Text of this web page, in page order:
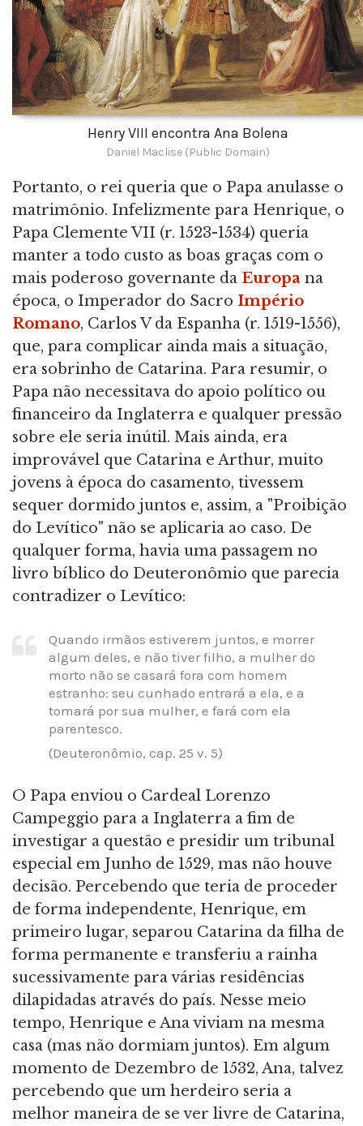
Henry VIII encontra Ana Bolena
Daniel Maclise (Public Domain)
Portanto, o rei queria que o Papa anulasse o
matrimônio. Infelizmente para Henrique, o
Papa Clemente VII (r. 1523-1534) queria
manter a todo custo as boas graças com o
mais poderoso governante da Europa na
época, o Imperador do Sacro Império
Romano, Carlos V da Espanha (r. 1519-1556),
que, para complicar ainda mais a situação,
era sobrinho de Catarina. Para resumir, o
Papa não necessitava do apoio político ou
financeiro da Inglaterra e qualquer pressão
sobre ele seria inútil. Mais ainda, era
improvável que Catarina e Arthur, muito
jovens à época do casamento, tivessem
sequer dormido juntos e, assim, a "Proibição
do Levítico" não se aplicaria ao caso. De
qualquer forma, havia uma passagem no
livro bíblico do Deuteronômio que parecia
contradizer o Levítico:
Quando irmãos estiverem juntos, e morrer
algum deles, e não tiver filho, a mulher do
morto não se casará fora com homem
estranho: seu cunhado entrará a ela, e a
tomará por sua mulher, e fará com ela
parentesco.
(Deuteronômio, cap. 25 v. 5)
O Papa enviou o Cardeal Lorenzo
Campeggio para a Inglaterra a fim de
investigar a questão e presidir um tribunal
especial em Junho de 1529, mas não houve
decisão. Percebendo que teria de proceder
de forma independente, Henrique, em
primeiro lugar, separou Catarina da filha de
forma permanente e transferiu a rainha
sucessivamente para várias residências
dilapidadas através do país. Nesse meio
tempo, Henrique e Ana viviam na mesma
casa (mas não dormiam juntos). Em algum
momento de Dezembro de 1532, Ana, talvez
percebendo que um herdeiro seria a
melhor maneira de se ver livre de Catarina,